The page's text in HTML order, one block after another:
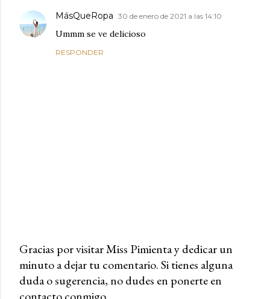
MásQueRopa 30 de enero de 2021 a las 14:10
Ummm se ve delicioso
RESPONDER
P
u
Gracias por visitar Miss Pimienta y dedicar un
minuto a dejar tu comentario. Si tienes alguna
duda o sugerencia, no dudes en ponerte en